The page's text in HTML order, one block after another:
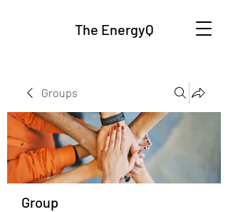
The EnergyQ
Groups
Group